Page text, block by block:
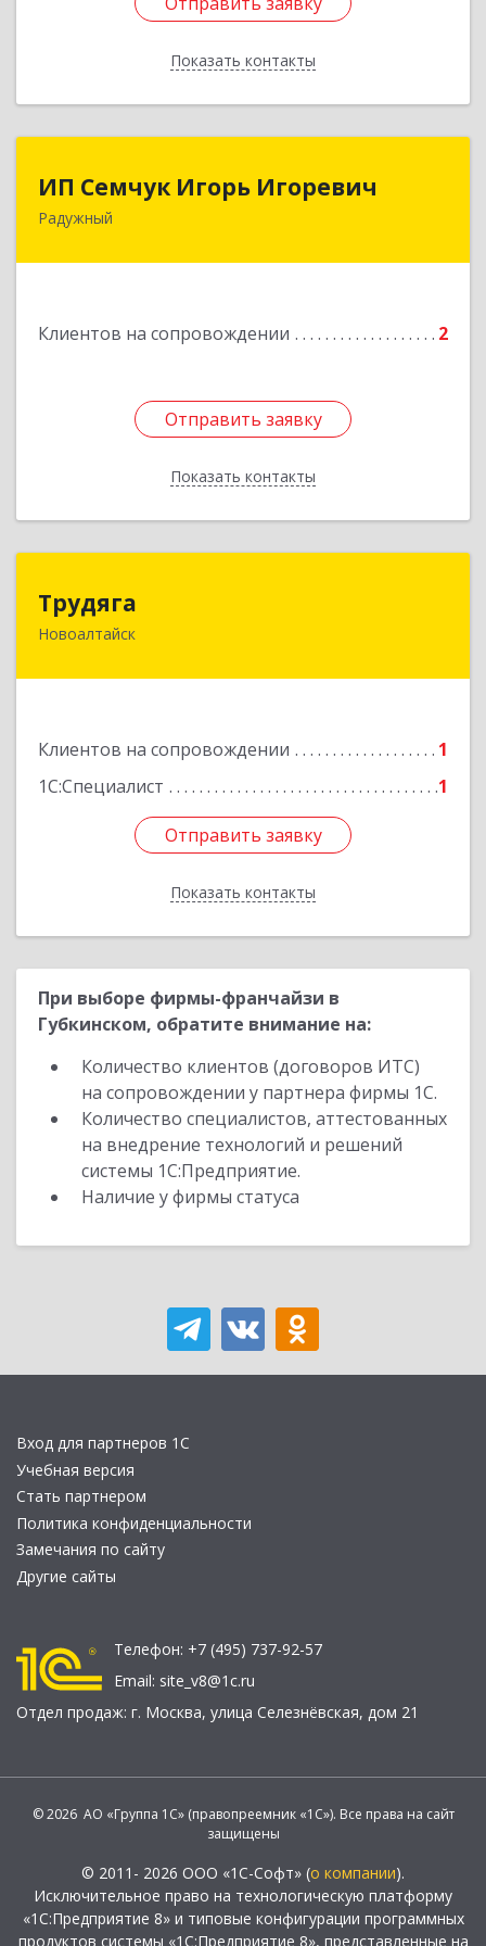
Показать контакты
Назад
ИП Семчук Игорь Игоревич
Радужный
Клиентов на сопровождении 2
Отправить заявку
Показать контакты
628464, ХМАО-Югра, г. Радужный, 1 мкн.,
Отправить заявку
Назад
Трудяга
Новоалтайск
Клиентов на сопровождении
1
1С:Специалист
1
Отправить заявку
Показать контакты
658080, Алтайский край, Новоалтайск г,
Отправить заявку
Назад
При выборе фирмы-франчайзи в
Губкинском, обратите внимание на:
Количество клиентов (договоров ИТС)
на сопровождении у партнера фирмы 1С.
Количество специалистов, аттестованных
на внедрение технологий и решений
системы 1С:Предприятие.
Наличие у фирмы статуса
Вход для партнеров 1С
Учебная версия
Стать партнером
Политика конфиденциальности
Замечания по сайту
Другие сайты
Телефон: +7 (495) 737-92-57
Email: site_v8@1c.ru
Отдел продаж: г. Москва, улица Селезнёвская, дом 21
© 2026 АО «Группа 1С» (правопреемник «1С»). Все права на сайт
защищены
© 2011- 2026 ООО «1С-Софт» (о компании).
Исключительное право на технологическую платформу
«1С:Предприятие 8» и типовые конфигурации программных
продуктов системы «1С:Предприятие 8», представленные на